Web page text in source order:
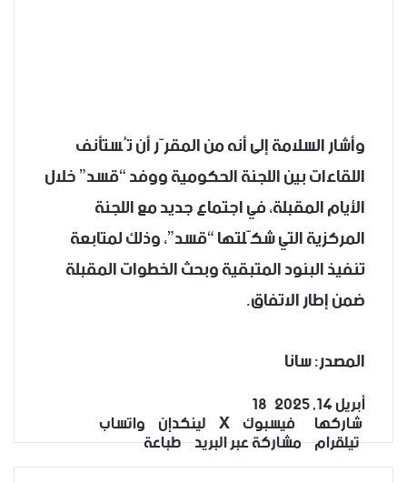
وأشار السلامة إلى أنه من المقرّر أن تُستأنف
اللقاءات بين اللجنة الحكومية ووفد “قسد” خلال
الأيام المقبلة، في اجتماع جديد مع اللجنة
المركزية التي شكّلتها “قسد”، وذلك لمتابعة
تنفيذ البنود المتبقية وبحث الخطوات المقبلة
ضمن إطار الاتفاق.
المصدر: سانا
أبريل 14, 2025 18 فيسبوك
‫X
لينكدإن
واتساب
تيلقرام
شاركها فيسبوك ‫X لينكدإن واتساب تيلقرام مشاركة عبر البريد طباعة